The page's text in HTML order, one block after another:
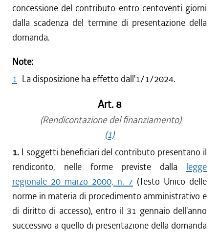
concessione del contributo entro centoventi giorni
dalla scadenza del termine di presentazione della
domanda.
Note:
1 La disposizione ha effetto dall'1/1/2024.
Art. 8
(Rendicontazione del finanziamento)
(1)
1. I soggetti beneficiari del contributo presentano il
rendiconto, nelle forme previste dalla legge
regionale 20 marzo 2000, n. 7 (Testo Unico delle
norme in materia di procedimento amministrativo e
di diritto di accesso), entro il 31 gennaio dell'anno
successivo a quello di presentazione della domanda